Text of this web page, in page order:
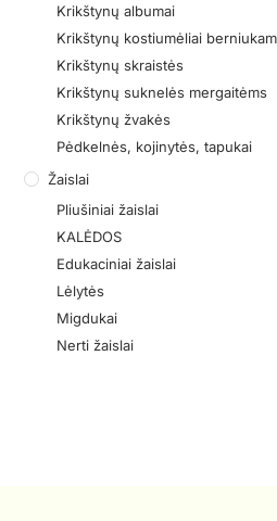
Krikštynų albumai
Krikštynų kostiumėliai
Krikštynų skraistės
Krikštynų suknelės mergaitėms
Krikštynų žvakės
Pėdkelnės, kojinytės, tapukai
Žaislai
Pliušiniai žaislai
KALĖDOS
Edukaciniai žaislai
Lėlytės
Migdukai
Nerti žaislai